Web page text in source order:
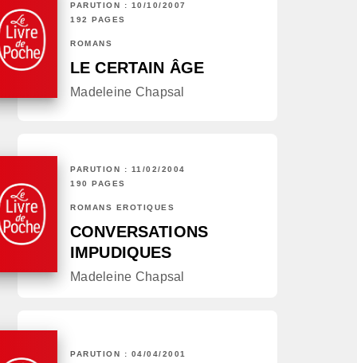
PARUTION : 10/10/2007
192 PAGES
ROMANS
LE CERTAIN ÂGE
Madeleine Chapsal
PARUTION : 11/02/2004
190 PAGES
ROMANS ÉROTIQUES
CONVERSATIONS
IMPUDIQUES
Madeleine Chapsal
PARUTION : 04/04/2001